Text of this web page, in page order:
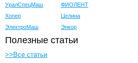
УралСпецМаш
ФИОЛЕНТ
Хопер
Целина
ЭлектроМаш
Энкор
Полезные статьи
>>Все статьи